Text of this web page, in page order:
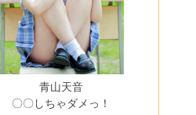
青山天音
〇〇しちゃダメっ！